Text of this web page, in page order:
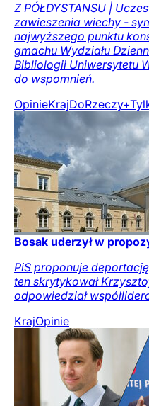
Z PÓŁDYSTANSU |
zawieszenia wiechy -
najwyższego punktu
gmachu Wydziału
Bibliologii Uniwersytetu
do wspomnień.
OpinieKrajDoRzeczy+
Bosak uderzył w
PiS proponuje
ten skrytykował
odpowiedział
KrajOpinie